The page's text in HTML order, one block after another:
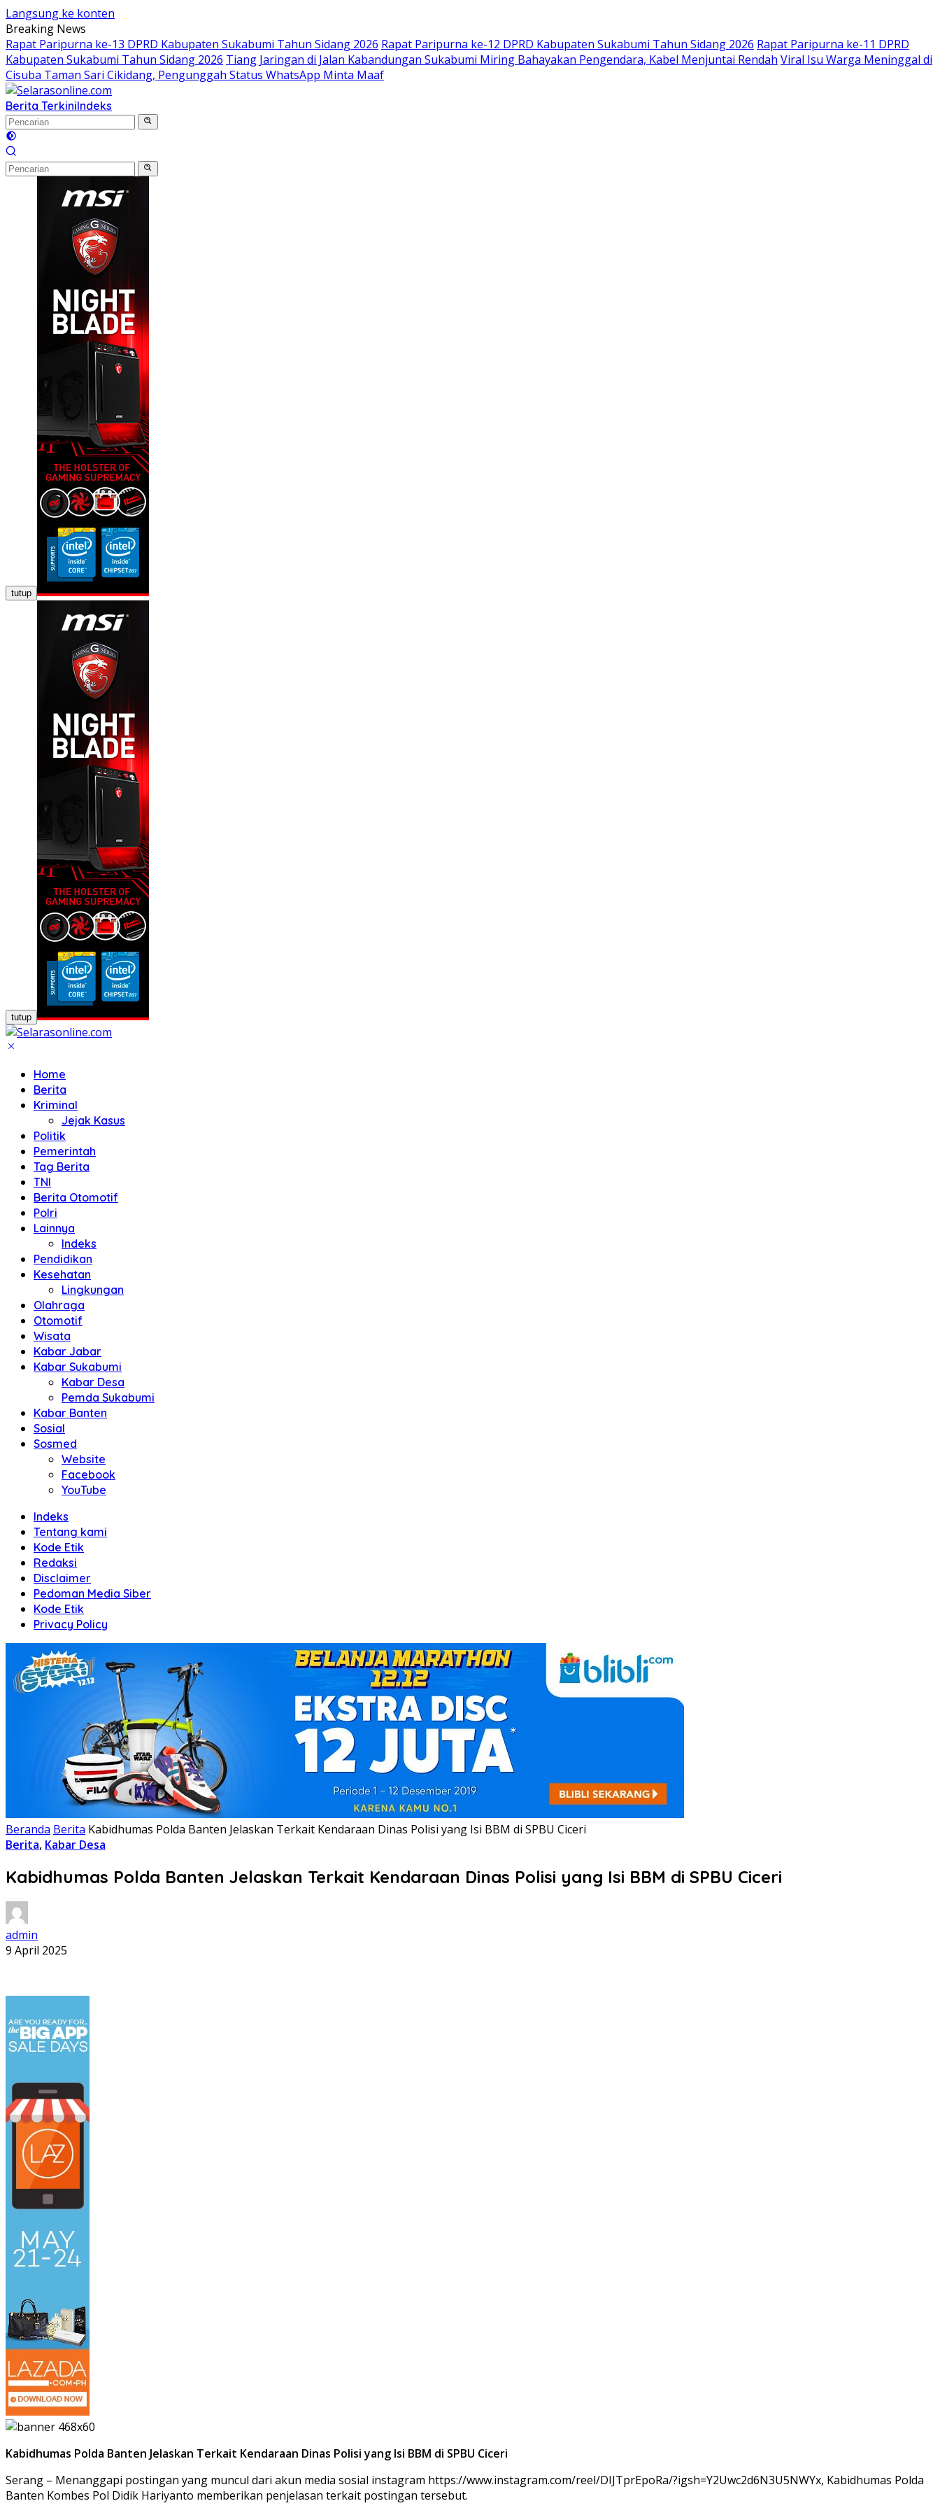
Langsung ke konten
Breaking News
Rapat Paripurna ke-13 DPRD Kabupaten Sukabumi Tahun Sidang 2026 Rapat Paripurna ke-12 DPRD Kabupaten Sukabumi Tahun Sidang 2026 Rapat Paripurna ke-11 DPRD
Kabupaten Sukabumi Tahun Sidang 2026 Tiang Jaringan di Jalan Kabandungan Sukabumi Miring Bahayakan Pengendara, Kabel Menjuntai Rendah Viral Isu Warga Meninggal di
Cisuba Taman Sari Cikidang, Pengunggah Status WhatsApp Minta Maaf
Berita TerkiniIndeks
tutup
tutup
Home
Berita
Kriminal
Jejak Kasus
Politik
Pemerintah
Tag Berita
TNI
Berita Otomotif
Polri
Lainnya
Indeks
Pendidikan
Kesehatan
Lingkungan
Olahraga
Otomotif
Wisata
Kabar Jabar
Kabar Sukabumi
Kabar Desa
Pemda Sukabumi
Kabar Banten
Sosial
Sosmed
Website
Facebook
YouTube
Indeks
Tentang kami
Kode Etik
Redaksi
Disclaimer
Pedoman Media Siber
Kode Etik
Privacy Policy
Beranda Berita Kabidhumas Polda Banten Jelaskan Terkait Kendaraan Dinas Polisi yang Isi BBM di SPBU Ciceri
Berita, Kabar Desa
Kabidhumas Polda Banten Jelaskan Terkait Kendaraan Dinas Polisi yang Isi BBM di SPBU Ciceri
admin
9 April 2025
Kabidhumas Polda Banten Jelaskan Terkait Kendaraan Dinas Polisi yang Isi BBM di SPBU Ciceri
Serang – Menanggapi postingan yang muncul dari akun media sosial instagram https://www.instagram.com/reel/DIJTprEpoRa/?igsh=Y2Uwc2d6N3U5NWYx, Kabidhumas Polda
Banten Kombes Pol Didik Hariyanto memberikan penjelasan terkait postingan tersebut.